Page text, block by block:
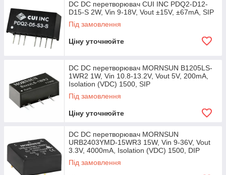
DC DC перетворювач CUI INC PDQ2-D12-
D15-S 2W, Vin 9-18V, Vout ±15V, ±67mA, SIP
Під замовлення
Ціну уточнюйте
DC DC перетворювач MORNSUN B1205LS-
1WR2 1W, Vin 10.8-13.2V, Vout 5V, 200mA,
Isolation (VDC) 1500, SIP
Під замовлення
Ціну уточнюйте
DC DC перетворювач MORNSUN
URB2403YMD-15WR3 15W, Vin 9-36V, Vout
3.3V, 4000mA, Isolation (VDC) 1500, DIP
Під замовлення